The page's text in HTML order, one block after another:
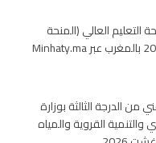
التعليم العالي (المنحة
توظيف 70 تقني من الدرجة الثالثة بوزارة
والتنمية القروية والمياه